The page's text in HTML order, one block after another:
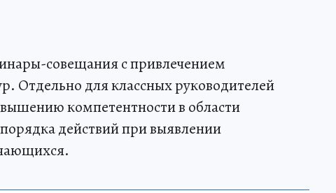
совещания с привлечением
Отдельно для классных руководителей
компетентности в области
действий при выявлении